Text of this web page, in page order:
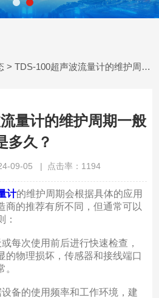
> TDS-100超声波流量计的维护周期一般是多久？
量计的维护周期一般
多久？
09-05 | 点击率：1194
计的维护周期会根据具体的应用
商的推荐有所不同，但通常可以
：
次使用前后进行快速检查，
的物理损坏，传感器和接线端口
的使用频率和工作环境，建